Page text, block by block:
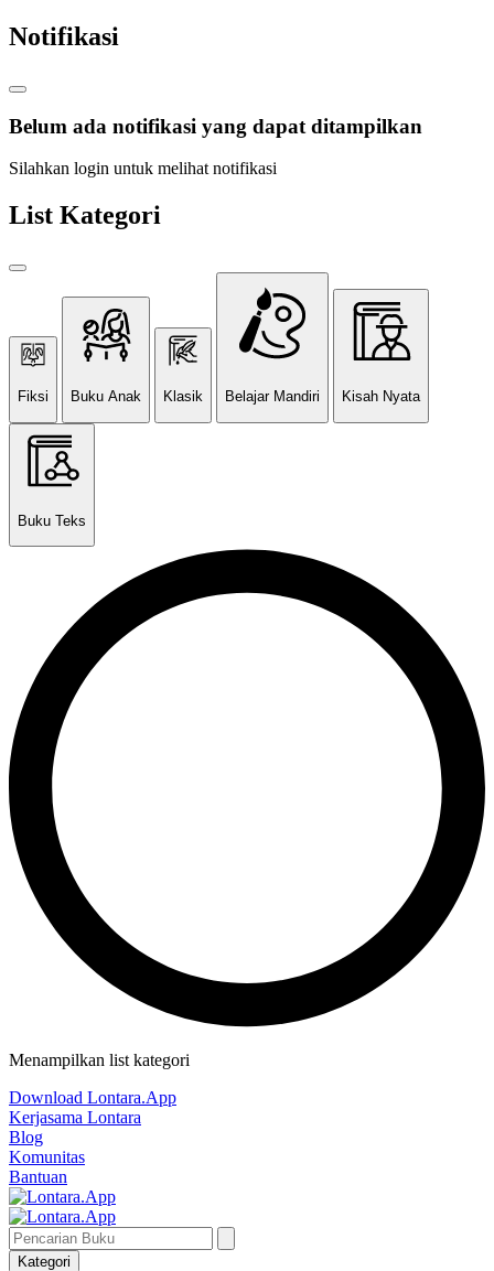
Notifikasi
Belum ada notifikasi yang dapat ditampilkan
Silahkan login untuk melihat notifikasi
List Kategori
Fiksi Buku Anak Klasik Belajar Mandiri Kisah Nyata
Buku Teks
Menampilkan list kategori
Download Lontara.App
Kerjasama Lontara
Blog
Komunitas
Bantuan
Kategori